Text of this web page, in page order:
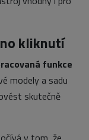
kliknutí
funkce
modely a sadu
skutečně